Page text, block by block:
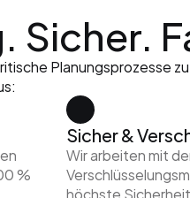
Sicher.
Planungsprozesse
%
Sicher &
Wir arbeiten mit
höchste